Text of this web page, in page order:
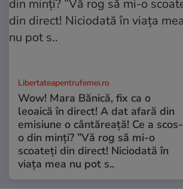
Libertateapentrufemei.ro
Wow! Mara Bănică, fix ca o
leoaică în direct! A dat afară din
emisiune o cântăreață! Ce a scos-
o din minți? ”Vă rog să mi-o
scoateți din direct! Niciodată în
viața mea nu pot s..